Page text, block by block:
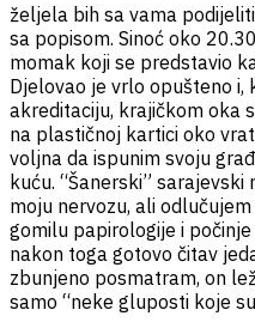
željela bih sa vama
sa popisom. Sinoć oko
momak koji se predstavio
Djelovao je vrlo opušteno i,
akreditaciju, krajičkom oka
na plastičnoj kartici oko
voljna da ispunim svoju
kuću. “Šanerski”
moju nervozu, ali
gomilu papirologije i
nakon toga gotovo čitav
zbunjeno posmatram, on
samo “neke gluposti koje